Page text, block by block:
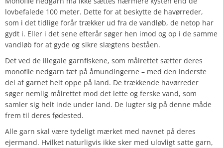
lovbefalede 100 meter. Dette for at beskytte de havørreder,
som i det tidlige forår trækker ud fra de vandløb, de netop har
gydt i. Eller i det sene efterår søger hen imod og op i de samme
vandløb for at gyde og sikre slægtens beståen.
Det ved de illegale garnfiskene, som målrettet sætter deres
monofile nedgarn tæt på åmundingerne – med den inderste
del af garnet helt oppe på land. De trækkende havørreder
søger nemlig målrettet mod det lette og ferske vand, som
samler sig helt inde under land. De lugter sig på denne måde
frem til deres fødested.
Alle garn skal være tydeligt mærket med navnet på deres
ejermand. Hvilket naturligvis ikke sker med ulovligt satte garn,